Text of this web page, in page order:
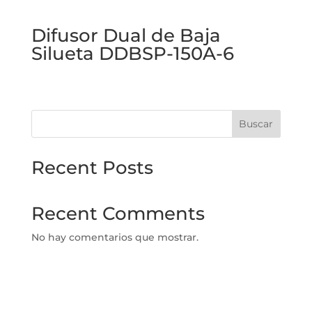
Difusor Dual de Baja
Silueta DDBSP-150A-6
Buscar
Recent Posts
Recent Comments
No hay comentarios que mostrar.